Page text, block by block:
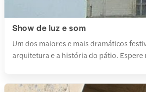
Show de luz e som
Um dos maiores e mais dramáticos
arquitetura e a história do pátio. Espere